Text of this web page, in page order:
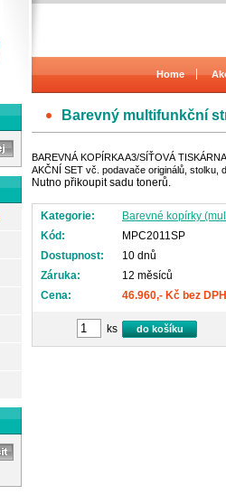
Home
Barevný multifunkční
BAREVNÁ KOPÍRKA A3/SÍŤOVÁ
AKČNÍ SET vč. podavače originálů, stolku,
Nutno přikoupit sadu tonerů.
Kategorie:
Barevné kopírky
Kód:
MPC2011SP
Dostupnost:
10 dnů
Záruka:
12 měsíců
Cena:
46.960,- Kč bez DPH
ks do košíku